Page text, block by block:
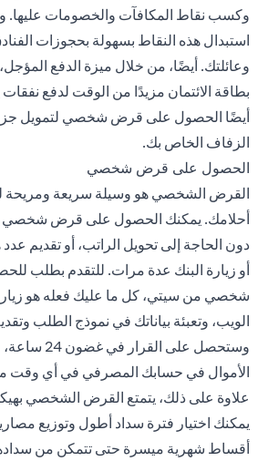
وكسب نقاط المكافآت والخصومات عليها.
استبدال هذه النقاط بسهولة بحجوزات
وعائلتك. أيضًا، من خلال ميزة الدفع
بطاقة الائتمان مزيدًا من الوقت لدفع
أيضًا الحصول على قرض شخصي لتمويل
الزفاف الخاص بك.
الحصول على قرض شخصي
القرض الشخصي هو وسيلة سريعة ومريحة
دون الحاجة إلى تحويل الراتب، أو تقديم
أو زيارة البنك عدة مرات. للتقدم بطلب
شخصي من سيتي، كل ما عليك فعله هو
الويب، وتعبئة بياناتك في نموذج الطلب
وستحصل على
الأموال في حسابك المصرفي في أي وقت
علاوة على ذلك، يتمتع القرض الشخصي
يمكنك اختيار فترة سداد أطول وتوزيع
أقساط شهرية ميسرة حتى تتمكن من